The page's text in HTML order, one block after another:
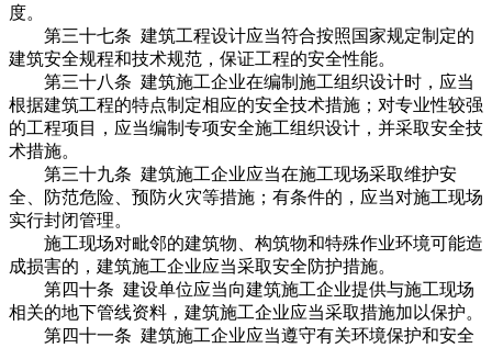
度。
第三十七条 建筑工程设计应当符合按照国家规定制定的
建筑安全规程和技术规范，保证工程的安全性能。
第三十八条 建筑施工企业在编制施工组织设计时，应当
根据建筑工程的特点制定相应的安全技术措施；对专业性较强
的工程项目，应当编制专项安全施工组织设计，并采取安全技
术措施。
第三十九条 建筑施工企业应当在施工现场采取维护安
全、防范危险、预防火灾等措施；有条件的，应当对施工现场
实行封闭管理。
施工现场对毗邻的建筑物、构筑物和特殊作业环境可能造
成损害的，建筑施工企业应当采取安全防护措施。
第四十条 建设单位应当向建筑施工企业提供与施工现场
相关的地下管线资料，建筑施工企业应当采取措施加以保护。
第四十一条 建筑施工企业应当遵守有关环境保护和安全